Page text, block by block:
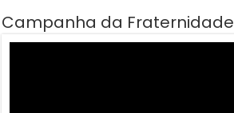
Campanha da Fraternidade